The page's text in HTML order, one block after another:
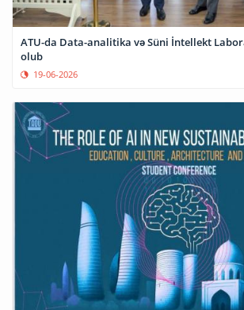
ATU-da Data-analitika və Süni İntellekt
olub
19-06-2026